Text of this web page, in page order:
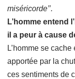
miséricorde’’.
L’homme entend
il a peur à cause
L’homme se
apportée par la
ces sentiments de